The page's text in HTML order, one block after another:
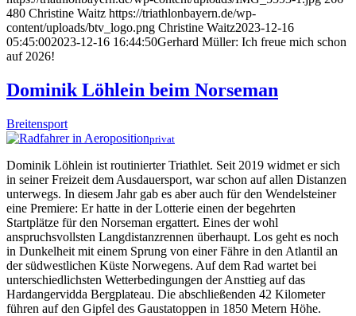
480 Christine Waitz https://triathlonbayern.de/wp-
content/uploads/btv_logo.png Christine Waitz2023-12-16
05:45:002023-12-16 16:44:50Gerhard Müller: Ich freue mich schon
auf 2026!
Dominik Löhlein beim Norseman
Breitensport
privat
Dominik Löhlein ist routinierter Triathlet. Seit 2019 widmet er sich
in seiner Freizeit dem Ausdauersport, war schon auf allen Distanzen
unterwegs. In diesem Jahr gab es aber auch für den Wendelsteiner
eine Premiere: Er hatte in der Lotterie einen der begehrten
Startplätze für den Norseman ergattert. Eines der wohl
anspruchsvollsten Langdistanzrennen überhaupt. Los geht es noch
in Dunkelheit mit einem Sprung von einer Fähre in den Atlantil an
der südwestlichen Küste Norwegens. Auf dem Rad wartet bei
unterschiedlichsten Wetterbedingungen der Ansttieg auf das
Hardangervidda Bergplateau. Die abschließenden 42 Kilometer
führen auf den Gipfel des Gaustatoppen in 1850 Metern Höhe.